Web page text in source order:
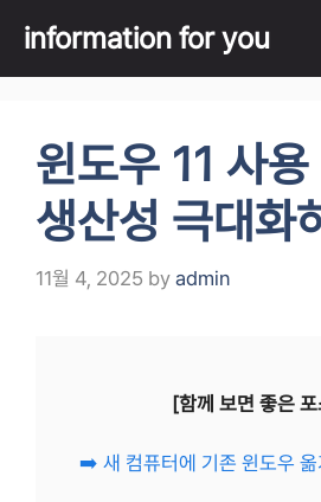
content
information for you
윈도우 11 사
생산성 극대화
11월 4, 2025 by admin
[함께 보면 좋은
➡️ 새 컴퓨터에 기존 윈도우 옮